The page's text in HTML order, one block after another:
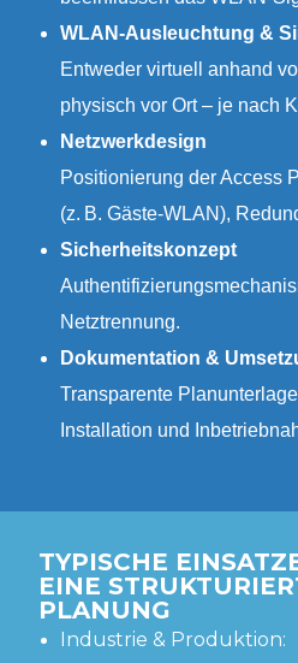
WLAN-Ausleuchtung &
Entweder virtuell anhand
physisch vor Ort – je nach
Netzwerkdesign
Positionierung der Access
(z. B. Gäste-WLAN),
Sicherheitskonzept
Netztrennung.
Dokumentation &
Transparente
Installation und
TYPISCHE
EINE
PLANUNG
Industrie & Produktion: